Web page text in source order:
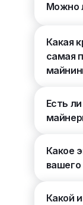
Можно
Какая
самая
Есть
Какое
вашего
Какой